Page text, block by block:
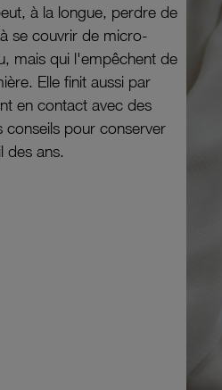
à la longue, perdre de
se couvrir de micro-
mais qui l'empêchent de
Elle finit aussi par
en contact avec des
conseils pour conserver
des ans.